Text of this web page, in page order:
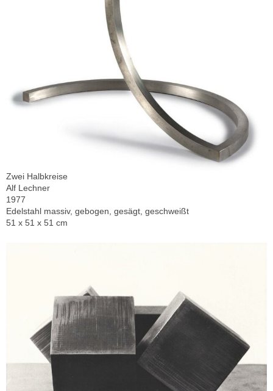
Zwei Halbkreise
Alf Lechner
1977
Edelstahl massiv, gebogen, gesägt, geschweißt
51 x 51 x 51 cm